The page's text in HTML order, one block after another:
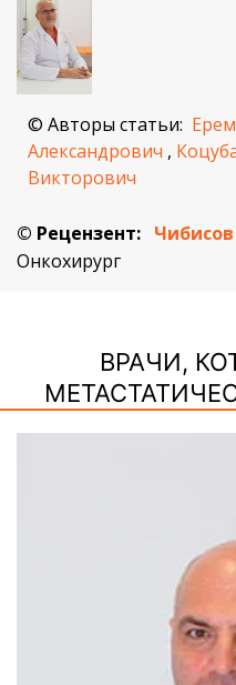
© Авторы статьи:
Александрович ,
Викторович
© Рецензент:
Онкохирург
ВРАЧИ,